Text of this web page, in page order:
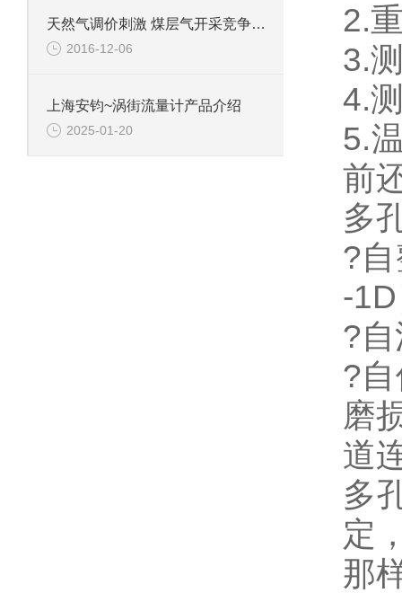
天然气调价刺激 煤层气开采竞争加剧
2016-12-06
上海安钧~涡街流量计产品介绍
2025-01-20
2.
3.
4.
5.
前
多
?
-
?
?
磨
道
多
定
那